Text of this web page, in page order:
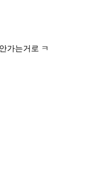
가는거로 ㅋ